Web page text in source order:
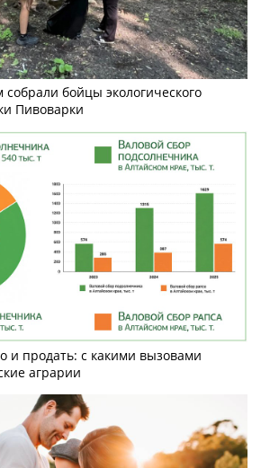
бойцы экологического
Пивоварки
и продать: с какими вызовами
аграрии